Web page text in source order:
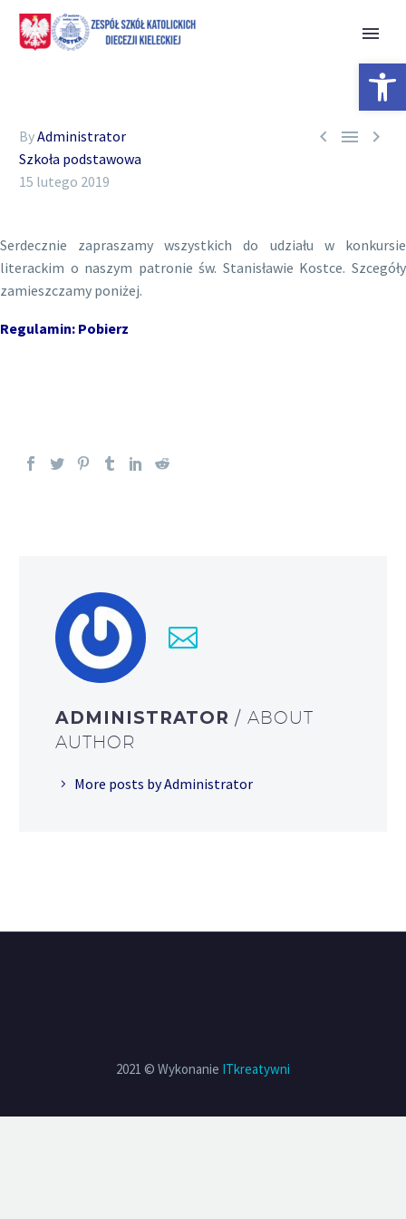
  
ByAdministrator
Szkoła podstawowa
15 lutego 2019
Serdecznie zapraszamy wszystkich do udziału w konkursie
literackim o naszym patronie św. Stanisławie Kostce. Szcegóły
zamieszczamy poniżej.
Regulamin: Pobierz
ADMINISTRATOR/ ABOUT
AUTHOR
More posts by Administrator
2021 © Wykonanie ITkreatywni